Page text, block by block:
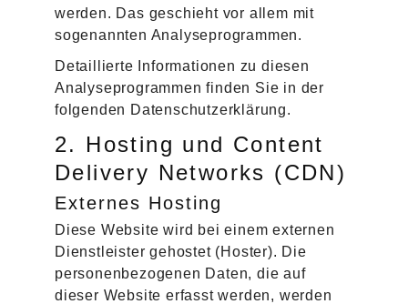
werden. Das geschieht vor allem mit
sogenannten Analyseprogrammen.
Detaillierte Informationen zu diesen
Analyseprogrammen finden Sie in der
folgenden Datenschutzerklärung.
2. Hosting und Content
Delivery Networks (CDN)
Externes Hosting
Diese Website wird bei einem externen
Dienstleister gehostet (Hoster). Die
personenbezogenen Daten, die auf
dieser Website erfasst werden, werden